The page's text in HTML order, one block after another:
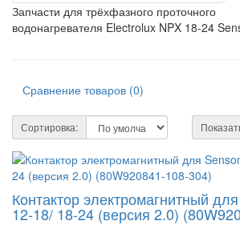
Запчасти для трёхфазного проточного
водонагревателя Electrolux NPX 18-24
Сравнение товаров (0)
Сортировка:
Контактор электромагнитный
12-18/ 18-24 (версия 2.0)